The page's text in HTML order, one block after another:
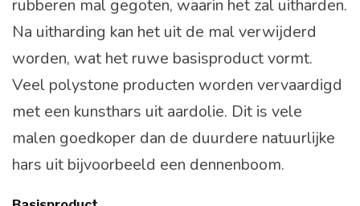
rubberen mal gegoten, waarin het zal uitharden.
Na uitharding kan het uit de mal verwijderd
worden, wat het ruwe basisproduct vormt.
Veel polystone producten worden vervaardigd
met een kunsthars uit aardolie. Dit is vele
malen goedkoper dan de duurdere natuurlijke
hars uit bijvoorbeeld een dennenboom.